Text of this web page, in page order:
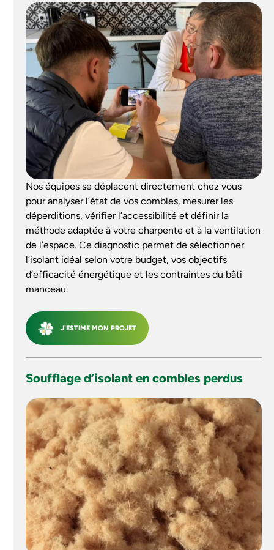
Nos équipes se déplacent directement chez vous
pour analyser l’état de vos combles, mesurer les
déperditions, vérifier l’accessibilité et définir la
méthode adaptée à votre charpente et à la ventilation
de l’espace. Ce diagnostic permet de sélectionner
l’isolant idéal selon votre budget, vos objectifs
d’efficacité énergétique et les contraintes du bâti
manceau.
J'ESTIME MON PROJET
Soufflage d’isolant en combles perdus